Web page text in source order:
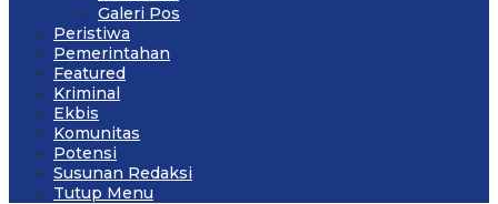
Galeri Pos
Peristiwa
Pemerintahan
Featured
Kriminal
Ekbis
Komunitas
Potensi
Susunan Redaksi
Tutup Menu